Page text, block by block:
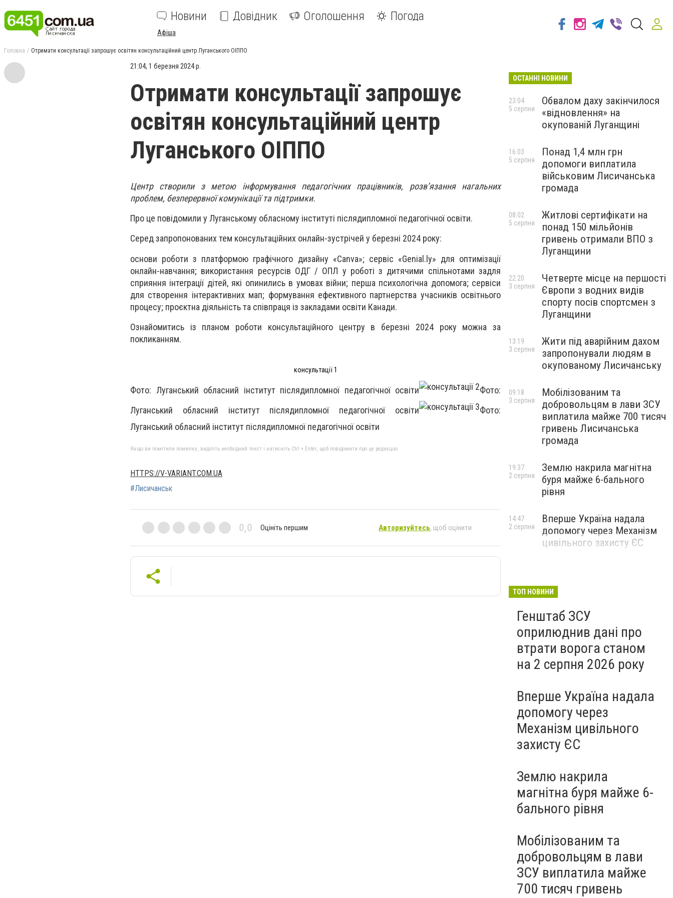
Новини Довідник Оголошення Погода
Афіша
Головна Отримати консультації запрошує освітян консультаційний центр Луганського ОІППО
21:04, 1 березня 2024 р.
Отримати консультації запрошує
освітян консультаційний центр
Луганського ОІППО
Центр створили з метою інформування педагогічних працівників, розв’язання нагальних
проблем, безперервної комунікації та підтримки.
Про це повідомили у Луганському обласному інституті післядипломної педагогічної освіти.
Серед запропонованих тем консультаційних онлайн-зустрічей у березні 2024 року:
основи роботи з платформою графічного дизайну «Canva»; сервіс «Genial.ly» для оптимізації
онлайн-навчання; використання ресурсів ОДГ / ОПЛ у роботі з дитячими спільнотами задля
сприяння інтеграції дітей, які опинились в умовах війни; перша психологічна допомога; сервіси
для створення інтерактивних мап; формування ефективного партнерства учасників освітнього
процесу; проєктна діяльність та співпраця із закладами освіти Канади.
Ознайомитись із планом роботи консультаційного центру в березні 2024 року можна за
покликанням.
консультації 1
Фото: Луганський обласний інститут післядипломної педагогічної освіти
Фото:
Луганський обласний інститут післядипломної педагогічної освіти
Фото:
Луганський обласний інститут післядипломної педагогічної освіти
Якщо ви помітили помилку, виділіть необхідний текст і натисніть Ctrl + Enter, щоб повідомити про це редакцію
HTTPS://V-VARIANT.COM.UA
#Лисичанськ
0,0 Оцініть першим Авторизуйтесь, щоб оцінити
ОСТАННІ НОВИНИ
Обвалом даху закінчилося
«відновлення» на
окупованій Луганщині
23:04
5 серпня
Понад 1,4 млн грн
допомоги виплатила
військовим Лисичанська
громада
16:03
5 серпня
Житлові сертифікати на
понад 150 мільйонів
гривень отримали ВПО з
Луганщини
08:02
5 серпня
Четверте місце на першості
Європи з водних видів
спорту посів спортсмен з
Луганщини
22:20
3 серпня
Жити під аварійним дахом
запропонували людям в
окупованому Лисичанську
13:19
3 серпня
Мобілізованим та
добровольцям в лави ЗСУ
виплатила майже 700 тисяч
гривень Лисичанська
громада
09:18
3 серпня
Землю накрила магнітна
буря майже 6-бального
рівня
19:37
2 серпня
Вперше Україна надала
допомогу через Механізм
цивільного захисту ЄС
14:47
2 серпня
ТОП НОВИНИ
Генштаб ЗСУ
оприлюднив дані про
втрати ворога станом
на 2 серпня 2026 року
Вперше Україна надала
допомогу через
Механізм цивільного
захисту ЄС
Землю накрила
магнітна буря майже 6-
бального рівня
Мобілізованим та
добровольцям в лави
ЗСУ виплатила майже
700 тисяч гривень